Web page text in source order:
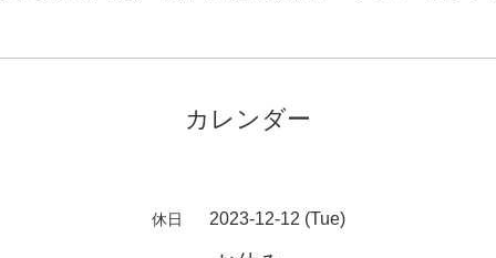
カレンダー
休日 2023-12-12 (Tue)